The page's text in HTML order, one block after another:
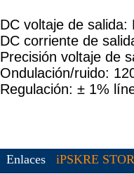
DC voltaje de salida:
DC corriente de
Precisión voltaje de
Ondulación/ruido:
Regulación: ± 1%
Enlaces iPSKRE